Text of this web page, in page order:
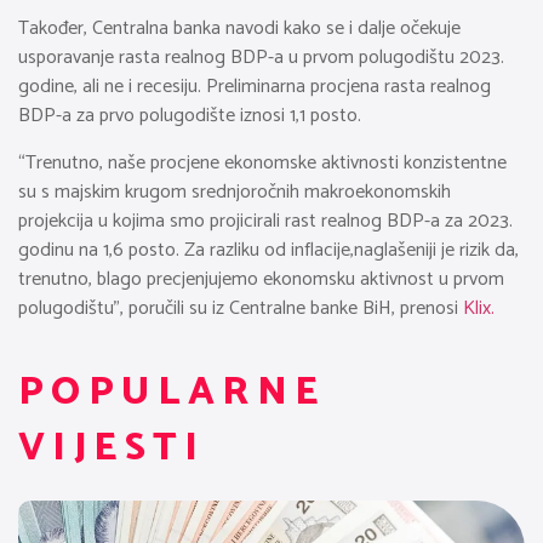
Također, Centralna banka navodi kako se i dalje očekuje
usporavanje rasta realnog BDP-a u prvom polugodištu 2023.
godine, ali ne i recesiju. Preliminarna procjena rasta realnog
BDP-a za prvo polugodište iznosi 1,1 posto.
“Trenutno, naše procjene ekonomske aktivnosti konzistentne
su s majskim krugom srednjoročnih makroekonomskih
projekcija u kojima smo projicirali rast realnog BDP-a za 2023.
godinu na 1,6 posto. Za razliku od inflacije,naglašeniji je rizik da,
trenutno, blago precjenjujemo ekonomsku aktivnost u prvom
polugodištu”, poručili su iz Centralne banke BiH, prenosi Klix.
POPULARNE
VIJESTI